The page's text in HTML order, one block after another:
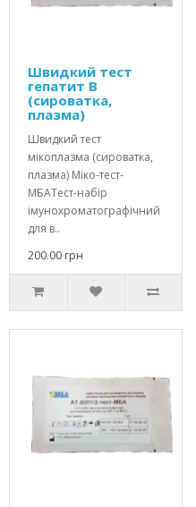
Швидкий тест
гепатит В
(сироватка,
плазма)
Швидкий тест
мікоплазма (сироватка,
плазма) Міко-тест-
МБАТест-набір
імунохроматографічний
для в..
200.00 грн